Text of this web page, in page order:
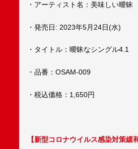
・アーティスト名：美味しい曖昧
・発売日: 2023年5月24日(水)
・タイトル：曖昧なシングル4.1
・品番：OSAM-009
・税込価格：1,650円
【新型コロナウイルス感染対策緩